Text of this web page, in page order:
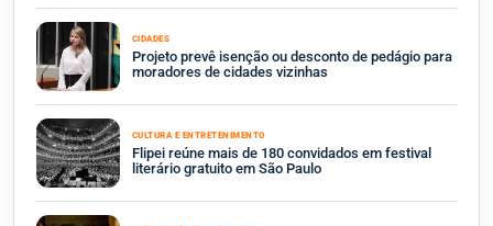
CIDADES
Projeto prevê isenção ou desconto de pedágio para
moradores de cidades vizinhas
CULTURA E ENTRETENIMENTO
Flipei reúne mais de 180 convidados em festival
literário gratuito em São Paulo